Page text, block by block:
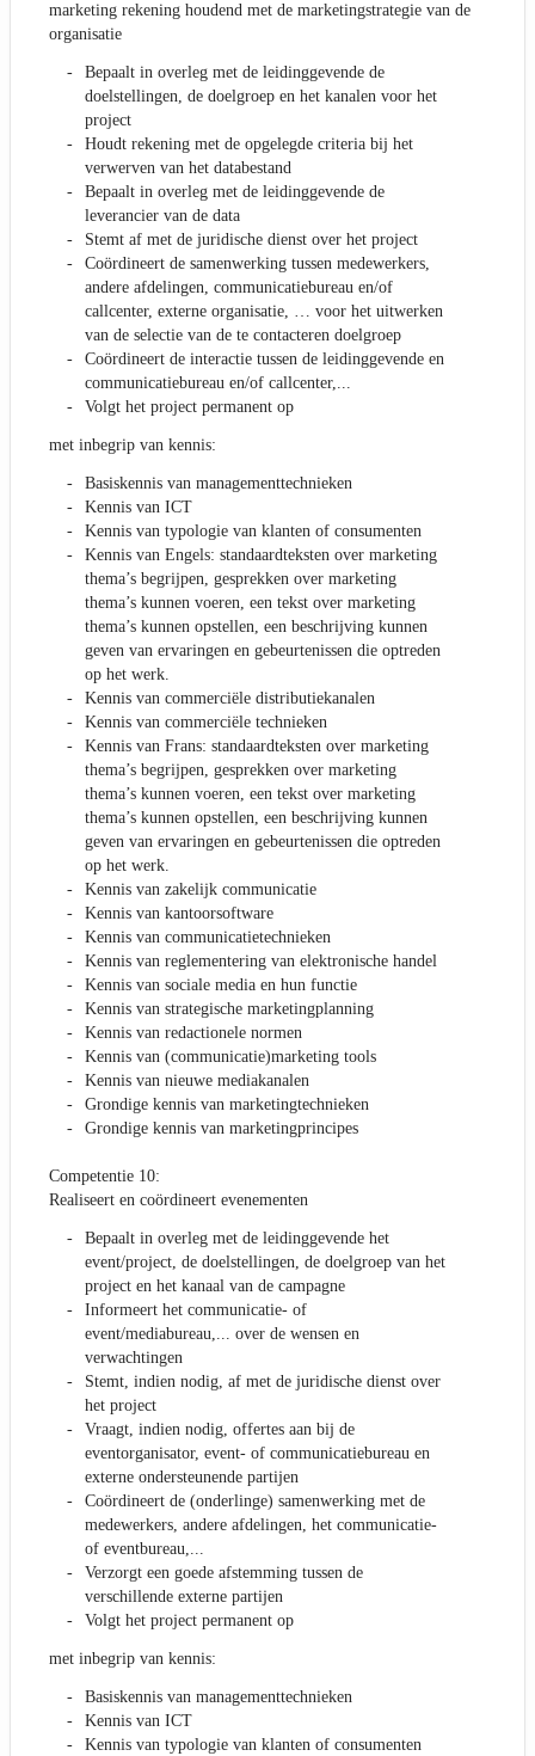
marketing rekening houdend met de marketingstrategie van de
organisatie
Bepaalt in overleg met de leidinggevende de
doelstellingen, de doelgroep en het kanalen voor het
project
Houdt rekening met de opgelegde criteria bij het
verwerven van het databestand
Bepaalt in overleg met de leidinggevende de
leverancier van de data
Stemt af met de juridische dienst over het project
Coördineert de samenwerking tussen medewerkers,
andere afdelingen, communicatiebureau en/of
callcenter, externe organisatie, … voor het uitwerken
van de selectie van de te contacteren doelgroep
Coördineert de interactie tussen de leidinggevende en
communicatiebureau en/of callcenter,...
Volgt het project permanent op
met inbegrip van kennis:
Basiskennis van managementtechnieken
Kennis van ICT
Kennis van typologie van klanten of consumenten
Kennis van Engels: standaardteksten over marketing
thema’s begrijpen, gesprekken over marketing
thema’s kunnen voeren, een tekst over marketing
thema’s kunnen opstellen, een beschrijving kunnen
geven van ervaringen en gebeurtenissen die optreden
op het werk.
Kennis van commerciële distributiekanalen
Kennis van commerciële technieken
Kennis van Frans: standaardteksten over marketing
thema’s begrijpen, gesprekken over marketing
thema’s kunnen voeren, een tekst over marketing
thema’s kunnen opstellen, een beschrijving kunnen
geven van ervaringen en gebeurtenissen die optreden
op het werk.
Kennis van zakelijk communicatie
Kennis van kantoorsoftware
Kennis van communicatietechnieken
Kennis van reglementering van elektronische handel
Kennis van sociale media en hun functie
Kennis van strategische marketingplanning
Kennis van redactionele normen
Kennis van (communicatie)marketing tools
Kennis van nieuwe mediakanalen
Grondige kennis van marketingtechnieken
Grondige kennis van marketingprincipes
Competentie 10:
Realiseert en coördineert evenementen
Bepaalt in overleg met de leidinggevende het
event/project, de doelstellingen, de doelgroep van het
project en het kanaal van de campagne
Informeert het communicatie- of
event/mediabureau,... over de wensen en
verwachtingen
Stemt, indien nodig, af met de juridische dienst over
het project
Vraagt, indien nodig, offertes aan bij de
eventorganisator, event- of communicatiebureau en
externe ondersteunende partijen
Coördineert de (onderlinge) samenwerking met de
medewerkers, andere afdelingen, het communicatie-
of eventbureau,...
Verzorgt een goede afstemming tussen de
verschillende externe partijen
Volgt het project permanent op
met inbegrip van kennis:
Basiskennis van managementtechnieken
Kennis van ICT
Kennis van typologie van klanten of consumenten